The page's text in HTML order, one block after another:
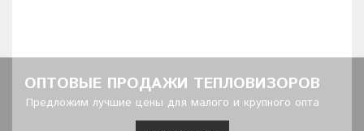
ОПТОВЫЕ ПРОДАЖИ ТЕПЛОВИЗОРОВ
Предложим лучшие цены для малого и крупного опта